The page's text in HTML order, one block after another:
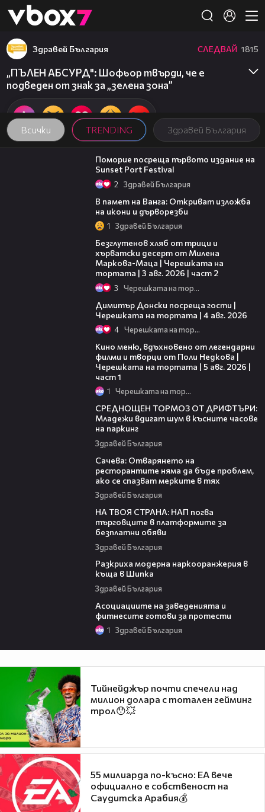
👾
Всички TRENDING Здравей България
Здравей България СЛЕДВАЙ 1815
„ПЪЛЕН АБСУРД": Шофьор твърди, че е
подведен от знак за „зелена зона”
05:54
Поморие посреща първото издание на
Sunset Port Festival
2 Здравей България
В памет на Ванга: Откриват изложба
на икони и дърворезби
1 Здравей България
Безглутенов хляб от трици и
хърватски десерт от Милена
Маркова-Маца | Черешката на
тортата | 3 авг. 2026 | част 2
3 Черешката на тортата
Димитър Донски посреща гости |
Черешката на тортата | 4 авг. 2026
4 Черешката на тортата
Кино меню, вдъхновено от легендарни
филми и творци от Поли Недкова |
Черешката на тортата | 5 авг. 2026 |
част 1
1 Черешката на тортата
СРЕДНОЩЕН ТОРМОЗ ОТ ДРИФТЪРИ:
Младежи вдигат шум в късните часове
на паркинг
Здравей България
Сачева: Отварянето на
ресторантите няма да бъде проблем,
ако се спазват мерките в тях
Здравей България
НА ТВОЯ СТРАНА: НАП погва
търговците в платформите за
безплатни обяви
Здравей България
Разкриха модерна наркооранжерия в
къща в Шипка
Здравей България
Асоциациите на заведенията и
фитнесите готови за протести
1 Здравей България
Тийнейджър почти спечели над
милион долара с тотален гейминг
трол😯💥
55 милиарда по-късно: EA вече
официално е собственост на
Саудитска Арабия💰